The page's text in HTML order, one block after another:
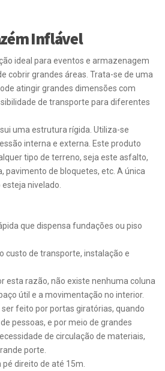
Inflável
ideal para eventos e armazenagem
cobrir grandes áreas. Trata-se de uma
atingir grandes dimensões com
de transporte para diferentes
uma estrutura rígida. Utiliza-se
interna e externa. Este produto
tipo de terreno, seja este asfalto,
pavimento de bloquetes, etc. A única
nivelado.
que dispensa fundações ou piso
custo de transporte, instalação e
esta razão, não existe nenhuma coluna
útil e a movimentação no interior.
feito por portas giratórias, quando
pessoas, e por meio de grandes
de circulação de materiais,
porte.
direito de até 15m.